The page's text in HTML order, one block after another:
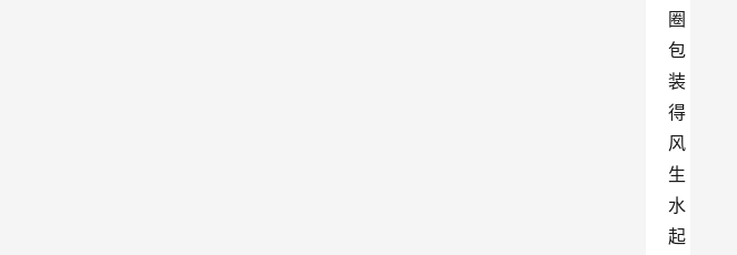
圈
包
装
得
风
生
水
起